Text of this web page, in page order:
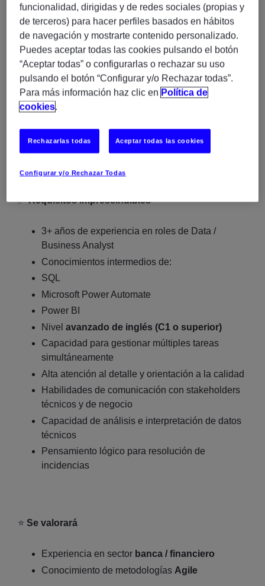
Implementar y optimizarmecanismos de
control a lo largo del dataflow
Dar soporte enUAT testingde los controles
implementados
Asegurar que los controles cumplen con
estándares dedocumentación y gobierno del
dato
Colaborar con equipos internacionales para
garantizar la correcta ejecución de procesos
✅Requisitos imprescindibles
3+ años de experiencia en roles de Data /
Business Analyst
Conocimientos intermedios de:
SQL
Microsoft Power Automate
Power BI
Nivel avanzado de inglés (C1 o superior)
Capacidad para gestionar múltiples tareas
simultáneamente
Alta atención al detalle y orientación a la calidad
Habilidades de comunicación con stakeholders
técnicos y de negocio
Capacidad de análisis e interpretación de datos
técnicos
Pensamiento lógico para resolución de
incidencias
⭐ Se valorará
Experiencia en sector banca / financiero
Conocimiento de metodologías Agile
funcionalidad, dirigidas y de redes sociales (propias y
de terceros) para hacer perfiles basados en hábitos
de navegación y mostrarte contenido personalizado.
Puedes aceptar todas las cookies pulsando el botón
“Aceptar todas” o configurarlas o rechazar su uso
pulsando el botón “Configurar y/o Rechazar todas”.
Para más información haz clic en Política de
cookies.
Configurar y/o Rechazar Todas
Rechazarlas todas Aceptar todas las cookies